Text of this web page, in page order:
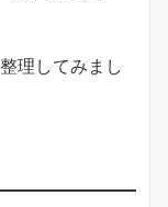
理してみまし